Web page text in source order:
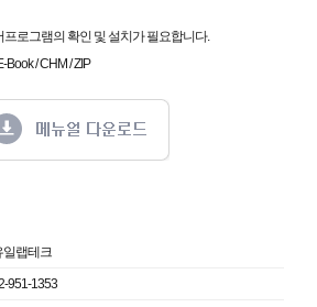
프로그램의 확인 및 설치가 필요합니다.
Book / CHM / ZIP
일랩테크
951-1353